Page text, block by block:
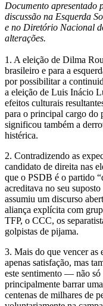
Documento apresentado
discussão na Esquerda
e no Diretório Nacional
alterações.
1. A eleição de Dilma
brasileiro e para a
por possibilitar a
a eleição de Luis Inácio
efeitos culturais
para o principal cargo do
significou também a
histérica.
2. Contradizendo as
candidato de direita nas
que o PSDB é o partido
acreditava no seu
assumiu um discurso
aliança explícita com
TFP, o CCC, os
golpistas de pijama.
3. Mais do que vencer as
apenas satisfação, mas
este sentimento — não
principalmente barrar
centenas de milhares de